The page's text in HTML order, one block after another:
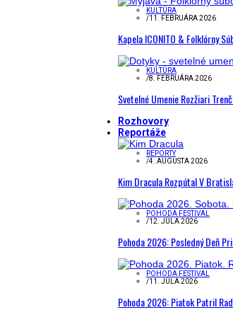
KULTÚRA
/11. FEBRUÁRA 2026
Kapela ICONITO & Folklórny
KULTÚRA
/8. FEBRUÁRA 2026
Svetelné Umenie Rozžiari
Rozhovory
Reportáže
REPORTY
/4. AUGUSTA 2026
Kim Dracula Rozpútal V
POHODA FESTIVAL
/12. JÚLA 2026
Pohoda 2026: Posledný Deň
POHODA FESTIVAL
/11. JÚLA 2026
Pohoda 2026: Piatok Patril